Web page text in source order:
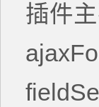
插件